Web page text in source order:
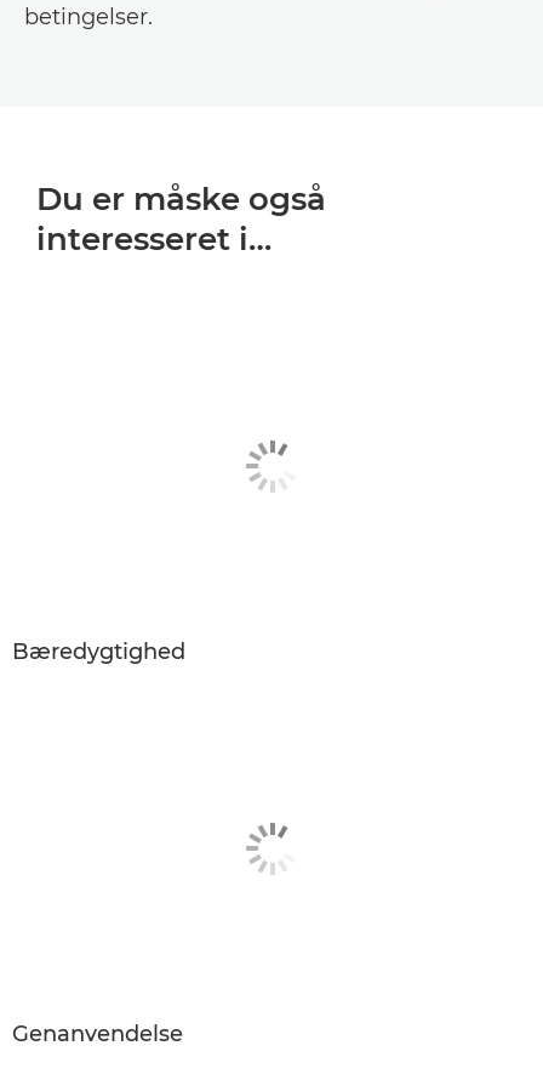
betingelser.
Du er måske også
interesseret i…
Bæredygtighed
Genanvendelse